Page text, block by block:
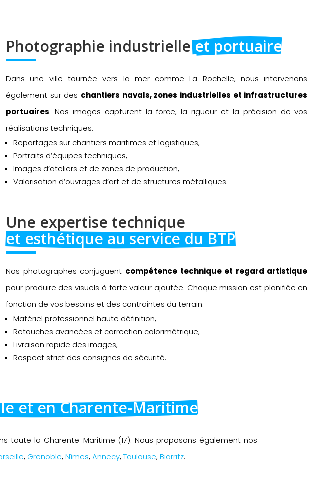
Photographie industrielle et portuaire
Dans une ville tournée vers la mer comme La Rochelle, nous intervenons
également sur des chantiers navals, zones industrielles et infrastructures
portuaires. Nos images capturent la force, la rigueur et la précision de vos
réalisations techniques.
Reportages sur chantiers maritimes et logistiques,
Portraits d’équipes techniques,
Images d’ateliers et de zones de production,
Valorisation d’ouvrages d’art et de structures métalliques.
Une expertise technique
et esthétique au service du BTP
Nos photographes conjuguent compétence technique et regard artistique
pour produire des visuels à forte valeur ajoutée. Chaque mission est planifiée en
fonction de vos besoins et des contraintes du terrain.
Matériel professionnel haute définition,
Retouches avancées et correction colorimétrique,
Livraison rapide des images,
Respect strict des consignes de sécurité.
et en Charente-Maritime
toute la Charente-Maritime (17). Nous proposons également nos
, Grenoble,Nîmes,Annecy,Toulouse,Biarritz.